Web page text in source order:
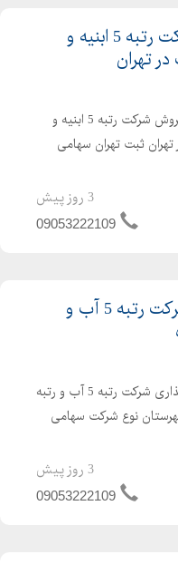
خرید شرکت رتبه 5 ابنیه و
تهران
واگذاری و فروش شرکت رتبه 5 ابنیه و
ثبت تهران سهامی
بدون بدهی دارای 4 سال اعبتار صلاحیت
واگذاری با مناسب ترین
3 روز پیش
09053222109
فروش شرکت رتبه 5 آب و
فروش و واگذاری شرکت رتبه 5 آب و رتبه
نوع شرکت سهامی
صدور و تازه تاسیس است و
و کارکردی ندارد شرکت
3 روز پیش
09053222109